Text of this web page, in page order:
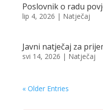
Poslovnik o radu
lip 4, 2026 | Natječaj
Javni natječaj za
svi 14, 2026 | Natječaj
« Older Entries